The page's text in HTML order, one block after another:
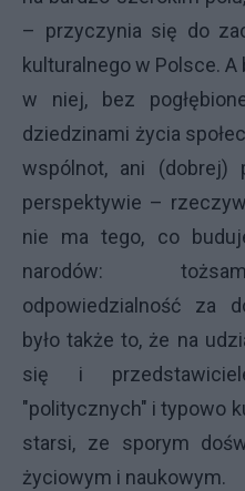
– przyczynia się do
kulturalnego w Polsce.
w niej, bez
dziedzinami życia
wspólnot, ani
perspektywie –
nie ma tego, co
narodów:
odpowiedzialność za
było także to, że na
się i
"politycznych" i typowo
starsi, ze sporym
życiowym i naukowym.